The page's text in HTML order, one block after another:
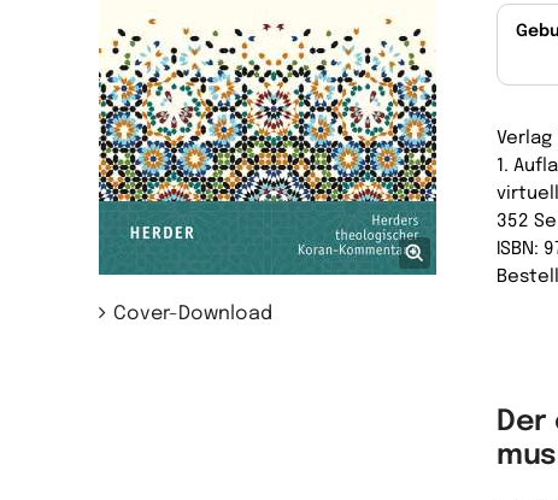
Cover-Download
Verlag
1.
352
ISBN:
Der